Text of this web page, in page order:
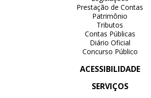
Prestação de Contas
Patrimônio
Tributos
Contas Públicas
Diário Oficial
Concurso Público
ACESSIBILIDADE
SERVIÇOS